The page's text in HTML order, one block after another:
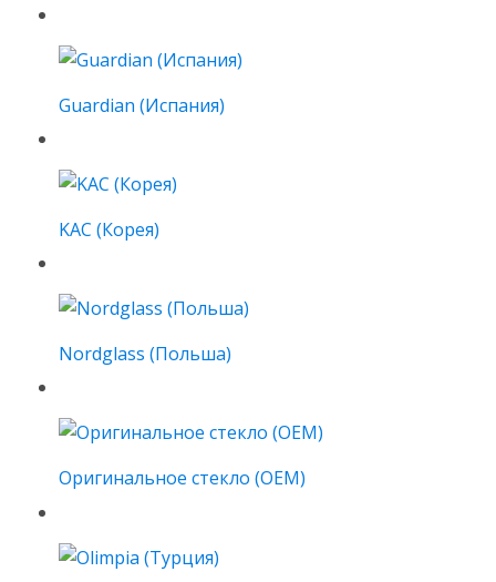
Guardian (Испания)
KAC (Корея)
Nordglass (Польша)
Оригинальное стекло (OEM)